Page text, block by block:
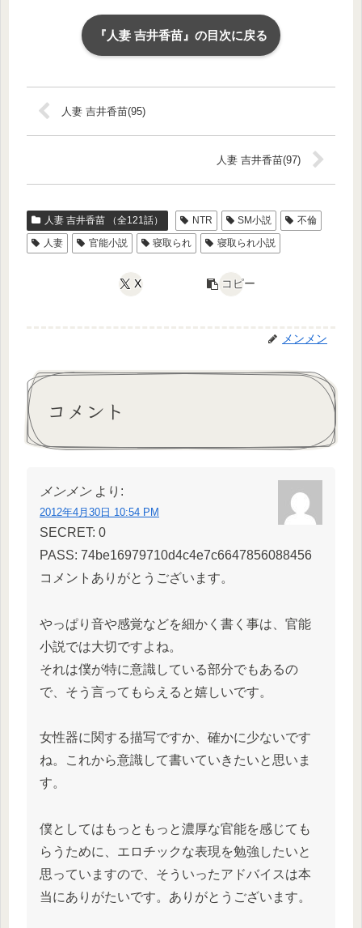
『人妻 吉井香苗』の目次に戻る
人妻 吉井香苗(95)
人妻 吉井香苗(97)
人妻 吉井香苗 （全121話） NTR SM小説
不倫
人妻
官能小説 寝取られ 寝取られ小説
X コピー
メンメン
コメント
メンメン より:
2012年4月30日 10:54 PM
SECRET: 0
PASS: 74be16979710d4c4e7c6647856088456
コメントありがとうございます。
やっぱり音や感覚などを細かく書く事は、官能
小説では大切ですよね。
それは僕が特に意識している部分でもあるの
で、そう言ってもらえると嬉しいです。
女性器に関する描写ですか、確かに少ないです
ね。これから意識して書いていきたいと思いま
す。
僕としてはもっともっと濃厚な官能を感じても
らうために、エロチックな表現を勉強したいと
思っていますので、そういったアドバイスは本
当にありがたいです。ありがとうございます。